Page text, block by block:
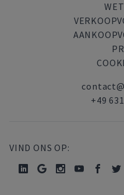
+49
VIND ONS OP: